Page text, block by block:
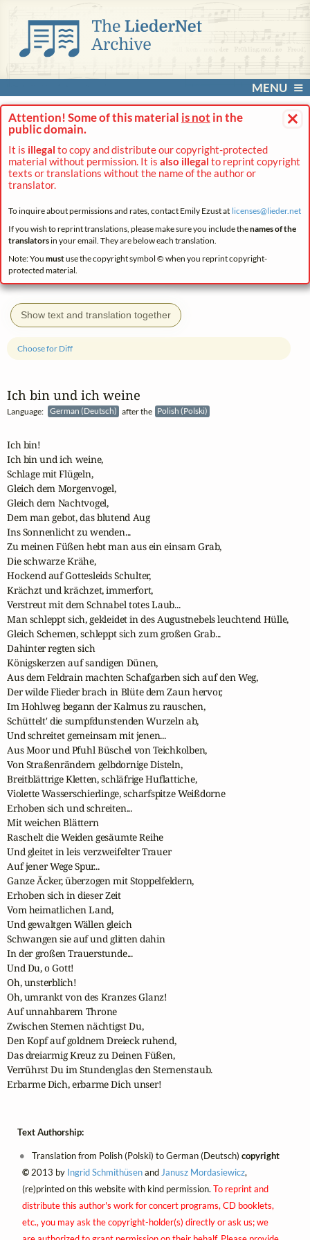
MENU
×
Attention! Some of this material is not in the
public domain.
It is illegal to copy and distribute our copyright-protected
material without permission. It is also illegal to reprint copyright
texts or translations without the name of the author or
translator.
To inquire about permissions and rates, contact Emily Ezust at licenses@lieder.net
If you wish to reprint translations, please make sure you include thenames of the
translatorsin your email. They are below each translation.
Note: You mustuse the copyright symbol © when you reprint copyright-
protected material.
Show text and translation together
Ich bin und ich weine
Language: German (Deutsch) after the Polish (Polski)
Choose for Diff
Ich bin!
Ich bin und ich weine,
Schlage mit Flügeln,
Gleich dem Morgenvogel,
Gleich dem Nachtvogel,
Dem man gebot, das blutend Aug
Ins Sonnenlicht zu wenden...
Zu meinen Füßen hebt man aus ein einsam Grab,
Die schwarze Krähe,
Hockend auf Gottesleids Schulter,
Krächzt und krächzet, immerfort,
Verstreut mit dem Schnabel totes Laub...
Man schleppt sich, gekleidet in des Augustnebels leuchtend Hülle,
Gleich Schemen, schleppt sich zum großen Grab...
Dahinter regten sich
Königskerzen auf sandigen Dünen,
Aus dem Feldrain machten Schafgarben sich auf den Weg,
Der wilde Flieder brach in Blüte dem Zaun hervor,
Im Hohlweg begann der Kalmus zu rauschen,
Schüttelt' die sumpfdunstenden Wurzeln ab,
Und schreitet gemeinsam mit jenen...
Aus Moor und Pfuhl Büschel von Teichkolben,
Von Straßenrändern gelbdornige Disteln,
Breitblättrige Kletten, schläfrige Huflattiche,
Violette Wasserschierlinge, scharfspitze Weißdorne
Erhoben sich und schreiten...
Mit weichen Blättern
Raschelt die Weiden gesäumte Reihe
Und gleitet in leis verzweifelter Trauer
Auf jener Wege Spur...
Ganze Äcker, überzogen mit Stoppelfeldern,
Erhoben sich in dieser Zeit
Vom heimatlichen Land,
Und gewaltgen Wällen gleich
Schwangen sie auf und glitten dahin
In der großen Trauerstunde...
Und Du, o Gott!
Oh, unsterblich!
Oh, umrankt von des Kranzes Glanz!
Auf unnahbarem Throne
Zwischen Sternen nächtigst Du,
Den Kopf auf goldnem Dreieck ruhend,
Das dreiarmig Kreuz zu Deinen Füßen,
Verrührst Du im Stundenglas den Sternenstaub.
Erbarme Dich, erbarme Dich unser!
Text Authorship:
Translation from Polish (Polski) to German (Deutsch)copyright
©2013 by Ingrid Schmithüsenand Janusz Mordasiewicz,
(re)printed on this website with kind permission. To reprint and
distribute this author's work for concert programs, CD booklets,
etc., you may ask the copyright-holder(s) directly or ask us; we